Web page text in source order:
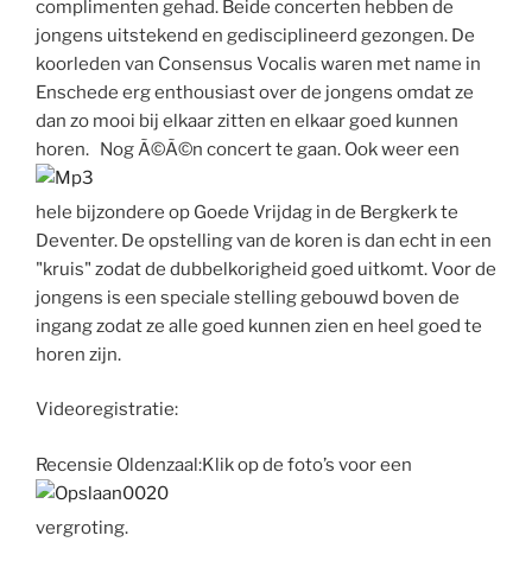
complimenten gehad. Beide concerten hebben de
jongens uitstekend en gedisciplineerd gezongen. De
koorleden van Consensus Vocalis waren met name in
Enschede erg enthousiast over de jongens omdat ze
dan zo mooi bij elkaar zitten en elkaar goed kunnen
horen. Nog Ã©Ã©n concert te gaan. Ook weer een
hele bijzondere op Goede Vrijdag in de Bergkerk te
Deventer. De opstelling van de koren is dan echt in een
"kruis" zodat de dubbelkorigheid goed uitkomt. Voor de
jongens is een speciale stelling gebouwd boven de
ingang zodat ze alle goed kunnen zien en heel goed te
horen zijn.
Videoregistratie:
Recensie Oldenzaal:Klik op de foto’s voor een
vergroting.